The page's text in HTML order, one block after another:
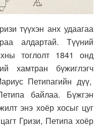
түүхэн анх удаагаа
алдартай. Түүний
тоглолт 1841 онд
хамтран бүжиглэгч
Петипагийн дүү,
байлаа. Бүжгэн
энэ хоёр хосыг цуг
Гризи, Петипа хоёр